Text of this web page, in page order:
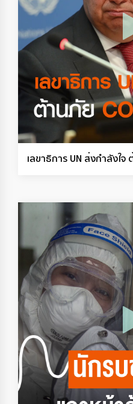
เลขาธิการ UN ส่งกำลังใจ